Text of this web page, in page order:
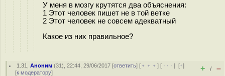
У меня в мозгу крутятся два объяснения:
1 Этот человек пишет не в той ветке
2 Этот человек не совсем адекватный
Какое из них правильное?
1.31 ,Аноним (31), 22:44, 29/06/2017 [ответить] [ ﹢﹢﹢] [ · · ·][↑]
[к модератору] + / –